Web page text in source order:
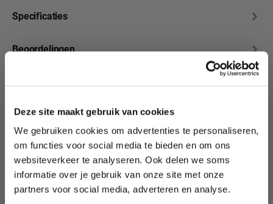
Deze site maakt gebruik van cookies
We gebruiken cookies om advertenties te personaliseren,
om functies voor social media te bieden en om ons
websiteverkeer te analyseren. Ook delen we soms
informatie over je gebruik van onze site met onze
partners voor social media, adverteren en analyse.
Specificaties
Beoordelingen
Productgalerij overslaan
Transformeer je look
met onze Woochie
Prosthetics!
10% korting?
Lees als eerste over nieuwe producten,
tutorials, aanbiedingen, evenementen,
wedstrijden en meer.
Meld je aan en ontvang direct